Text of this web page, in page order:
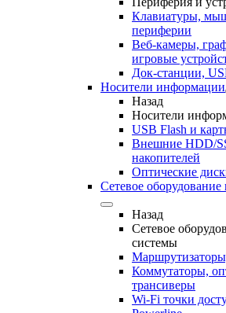
Клавиатуры,
периферии
Веб-камеры,
игровые
Док-станции,
Носители информации
Назад
Носители
USB Flash и
Внешние HDD/
накопителей
Оптические
Сетевое
Назад
Сетевое
системы
Коммутаторы,
трансиверы
Wi-Fi точки